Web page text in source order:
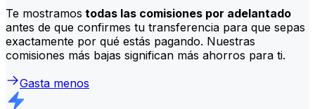
Te mostramos todas las comisiones por adelantado
antes de que confirmes tu transferencia para que sepas
exactamente por qué estás pagando. Nuestras
comisiones más bajas significan más ahorros para ti.
Gasta menos